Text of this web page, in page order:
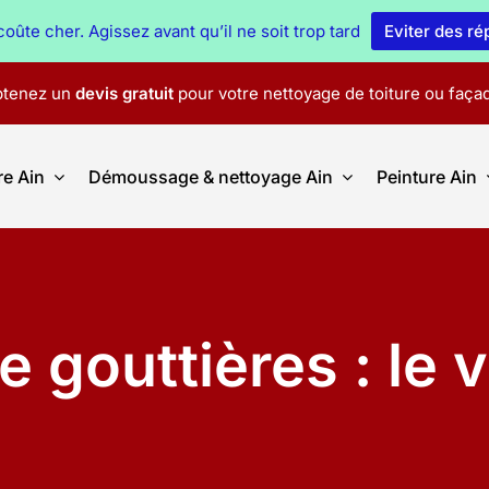
un devis gratuitpour votre nettoyage de toiture ou
Ain Démoussage & nettoyage Ain Peinture Ain
gouttières : le
cher. Agissez avant qu’il ne soit trop tard Eviter des